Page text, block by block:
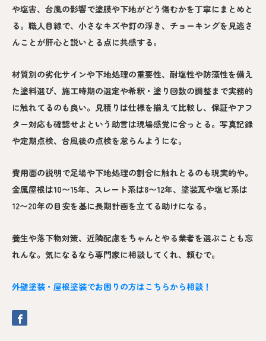
や塩害、台風の影響で塗膜や下地がどう傷むかを丁寧にまとめと
る。職人目線で、小さなキズや釘の浮き、チョーキングを見逃さ
んことが肝心と説いとる点に共感する。
材質別の劣化サインや下地処理の重要性、耐塩性や防藻性を備え
た塗料選び、施工時期の選定や希釈・塗り回数の調整まで実務的
に触れてるのも良い。見積りは仕様を揃えて比較し、保証やアフ
ター対応も確認せよという助言は現場感覚に合っとる。写真記録
や定期点検、台風後の点検を怠らんようにな。
費用面の説明で足場や下地処理の割合に触れとるのも現実的や。
金属屋根は10〜15年、スレート系は8〜12年、塗装瓦や塩ビ系は
12〜20年の目安を基に長期計画を立てる助けになる。
養生や落下物対策、近隣配慮をちゃんとやる業者を選ぶことも忘
れんな。気になるなら専門家に相談してくれ、頼むで。
外壁塗装・屋根塗装でお困りの方はこちらから相談！